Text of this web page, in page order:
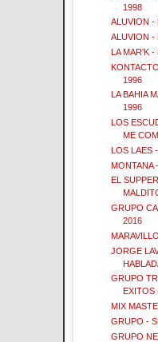
1998
ALUVION -
ALUVION -
LA MAR'K -
1996
LA BAHIA
1996
LOS
ME
LOS LAES
MONTANA
EL
GRUPO
2016
JORGE
GRUPO
EXITOS
MIX
GRUPO -
GRUPO